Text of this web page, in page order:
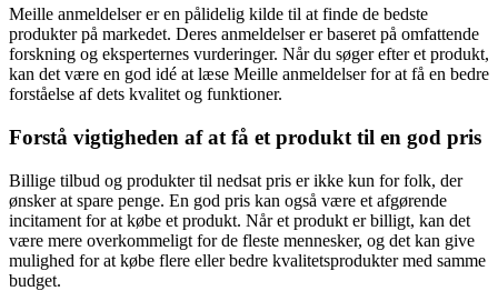
Meille anmeldelser er en pålidelig kilde til at finde de bedste
produkter på markedet. Deres anmeldelser er baseret på omfattende
forskning og eksperternes vurderinger. Når du søger efter et produkt,
kan det være en god idé at læse Meille anmeldelser for at få en bedre
forståelse af dets kvalitet og funktioner.
Forstå vigtigheden af at få et produkt til en god pris
Billige tilbud og produkter til nedsat pris er ikke kun for folk, der
ønsker at spare penge. En god pris kan også være et afgørende
incitament for at købe et produkt. Når et produkt er billigt, kan det
være mere overkommeligt for de fleste mennesker, og det kan give
mulighed for at købe flere eller bedre kvalitetsprodukter med samme
budget.